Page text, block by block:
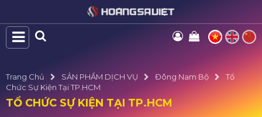
Trang Chủ SẢN PHẨM DỊCH VỤ Đông Nam Bộ
Tổ
Chức Sự Kiện Tại TP.HCM
TỔ CHỨC SỰ KIỆN TẠI TP.HCM